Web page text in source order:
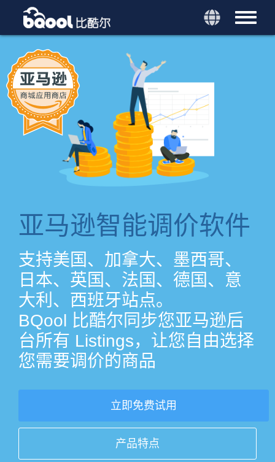
亚马逊智能调价软件
支持美国、加拿大、墨西哥、
日本、英国、法国、德国、意
大利、西班牙站点。
BQool 比酷尔同步您亚马逊后
台所有 Listings，让您自由选择
您需要调价的商品
立即免费试用
产品特点